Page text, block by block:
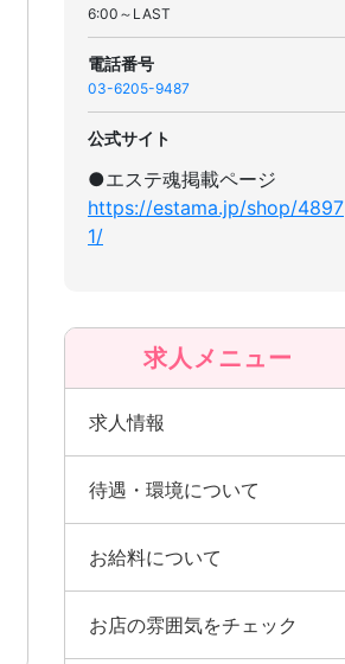
6:00～LAST
電話番号
03-6205-9487
公式サイト
●エステ魂掲載ページ
https://estama.jp/shop/4897
1/
求人メニュー
求人情報
待遇・環境について
お給料について
お店の雰囲気をチェック